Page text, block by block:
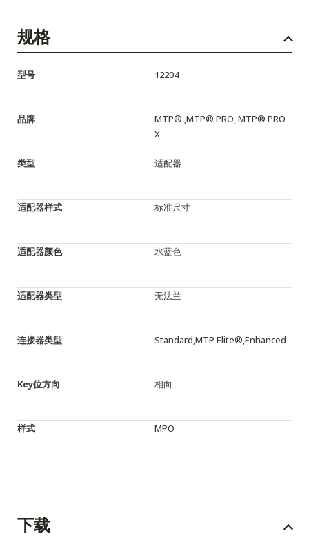
规格
型号 12204
品牌
MTP® ,MTP® PRO, MTP® PRO
X
类型 适配器
适配器样式 标准尺寸
适配器颜色 水蓝色
适配器类型 无法兰
连接器类型 Standard,MTP Elite®,Enhanced
Key位方向 相向
样式 MPO
下载